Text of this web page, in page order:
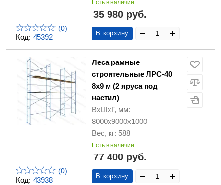
Код: 45392
(0)
Есть в наличии
35 980 руб.
В корзину
Код: 43938
(0)
Леса рамные
строительные ЛРС-40
8х9 м (2 яруса под
настил)
ВхШхГ, мм:
8000х9000х1000
Вес, кг: 588
Есть в наличии
77 400 руб.
В корзину